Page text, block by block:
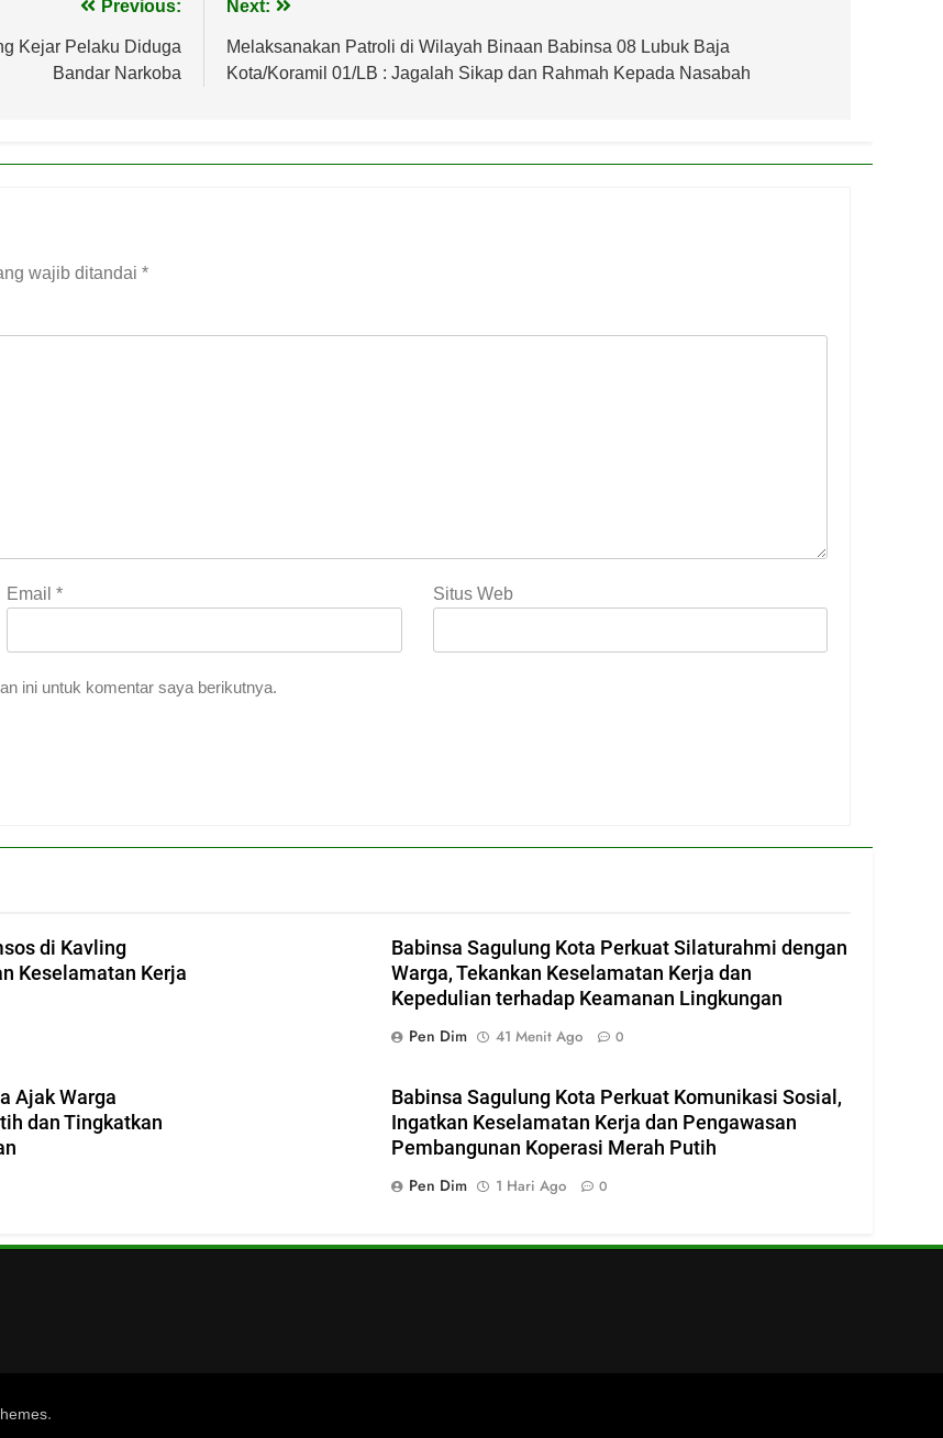
Previous:
Kejar Pelaku Diduga
Bandar Narkoba
Next:
Melaksanakan Patroli di Wilayah Binaan Babinsa 08 Lubuk Baja
Kota/Koramil 01/LB : Jagalah Sikap dan Rahmah Kepada Nasabah
wajib ditandai *
Email* Situs Web
ini untuk komentar saya berikutnya.
di Kavling
Keselamatan Kerja
Babinsa Sagulung Kota Perkuat Silaturahmi dengan
Warga, Tekankan Keselamatan Kerja dan
Kepedulian terhadap Keamanan Lingkungan
Pen Dim
41 Menit Ago 0
Ajak Warga
dan Tingkatkan
Babinsa Sagulung Kota Perkuat Komunikasi Sosial,
Ingatkan Keselamatan Kerja dan Pengawasan
Pembangunan Koperasi Merah Putih
Pen Dim
1 Hari Ago 0
.